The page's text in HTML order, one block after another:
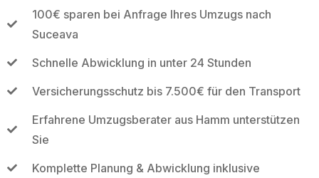
100€ sparen bei Anfrage Ihres Umzugs nach
Suceava
Schnelle Abwicklung in unter 24 Stunden
Versicherungsschutz bis 7.500€ für den Transport
Erfahrene Umzugsberater aus Hamm unterstützen
Sie
Komplette Planung & Abwicklung inklusive